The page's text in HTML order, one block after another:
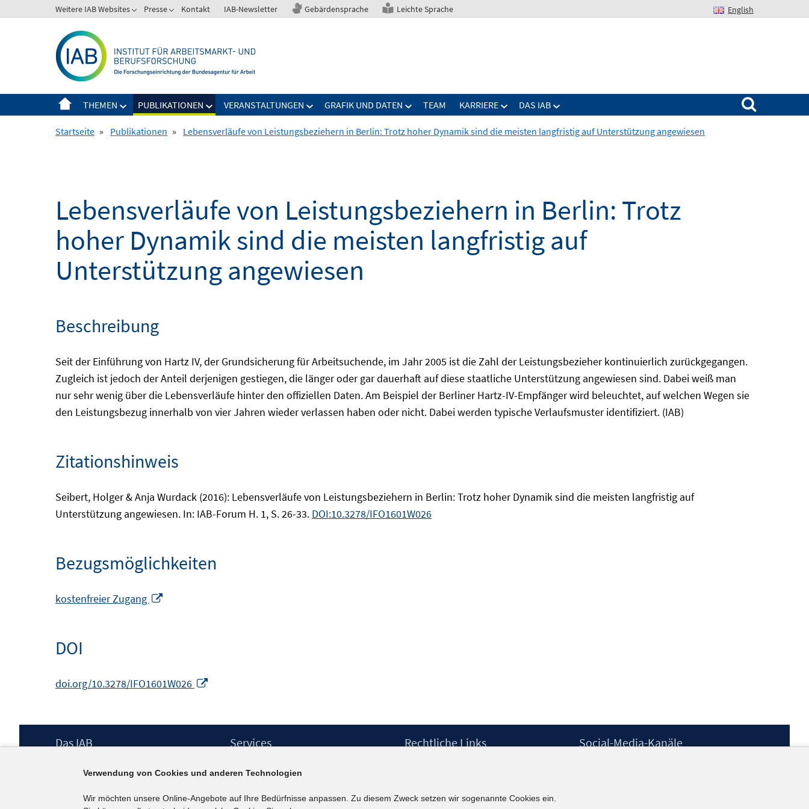
zum
Weitere IAB Websites Presse Kontakt IAB-Newsletter Gebärdensprache Leichte Sprache English
THEMEN PUBLIKATIONEN VERANSTALTUNGEN GRAFIK UND DATEN TEAM KARRIERE DAS IAB
Suchen nach:
Startseite » Publikationen » Lebensverläufe von Leistungsbeziehern in Berlin: Trotz hoher Dynamik sind die meisten langfristig auf Unterstützung angewiesen
Lebensverläufe von Leistungsbeziehern in Berlin: Trotz
hoher Dynamik sind die meisten langfristig auf
Unterstützung angewiesen
Beschreibung
Seit der Einführung von Hartz IV, der Grundsicherung für Arbeitsuchende, im Jahr 2005 ist die Zahl der Leistungsbezieher kontinuierlich zurückgegangen.
Zugleich ist jedoch der Anteil derjenigen gestiegen, die länger oder gar dauerhaft auf diese staatliche Unterstützung angewiesen sind. Dabei weiß man
nur sehr wenig über die Lebensverläufe hinter den offiziellen Daten. Am Beispiel der Berliner Hartz-IV-Empfänger wird beleuchtet, auf welchen Wegen sie
den Leistungsbezug innerhalb von vier Jahren wieder verlassen haben oder nicht. Dabei werden typische Verlaufsmuster identifiziert. (IAB)
Zitationshinweis
Seibert, Holger & Anja Wurdack (2016): Lebensverläufe von Leistungsbeziehern in Berlin: Trotz hoher Dynamik sind die meisten langfristig auf
Unterstützung angewiesen. In: IAB-Forum H. 1, S. 26-33. DOI:10.3278/IFO1601W026
Bezugsmöglichkeiten
kostenfreier Zugang
DOI
doi.org/10.3278/IFO1601W026
Footer
Das IAB
Berufsforschung (IAB) – unser Leitbild
Institutsleitung
Graduiertenprogramm
Services
IAB-Newsletter
Kontakt
Rechtliche Links
Erklärung zur Barrierefreiheit
Social-Media-Kanäle
Verwendung von Cookies und anderen Technologien
Wir möchten unsere Online-Angebote auf Ihre Bedürfnisse anpassen. Zu diesem Zweck setzen wir sogenannte Cookies ein.